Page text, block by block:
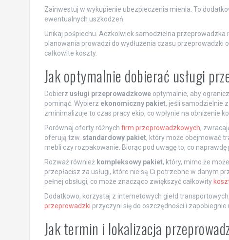
Zainwestuj w wykupienie ubezpieczenia mienia. To
ewentualnych uszkodzeń.
Unikaj pośpiechu. Aczkolwiek samodzielna
planowania prowadzi do wydłużenia czasu
całkowite koszty.
Jak optymalnie dobierać usługi
Dobierz usługi przeprowadzkoweoptymalnie, aby
pominąć. Wybierz ekonomiczny pakiet, jeśli samodzielnie
zminimalizuje to czas pracy ekip, co wpłynie na obniżenie
Porównaj oferty różnych firm przeprowadzkowych,
oferują tzw. standardowy pakiet, który może obejmować
mebli czy rozpakowanie. Biorąc pod uwagę to, co
Rozważ również kompleksowy pakiet, który, mimo że
przepłacisz za usługi, które nie są Ci potrzebne w danym
pełnej obsługi, co może znacząco zwiększyć całkowity
Dodatkowo, korzystaj z internetowych giełd
przeprowadzki przyczyni się do oszczędności i
Jak termin i lokalizacja